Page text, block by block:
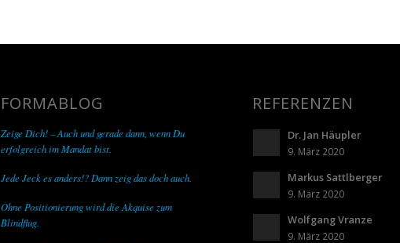
FORMABLOG
Zeige Dich! – Auch und gerade dann, wenn Du
erfolgreich im Mandat bist.
Jede Jeck es anders!? Dann zeig das doch auch.
Ohne Positionierung wird die Akquise zum
Blindflug.
REFERENZEN
Dr. Jan Häupler
9. März 2020
Markus Sattlberger
9. März 2020
Wolfgang Vranze
9. März 2020